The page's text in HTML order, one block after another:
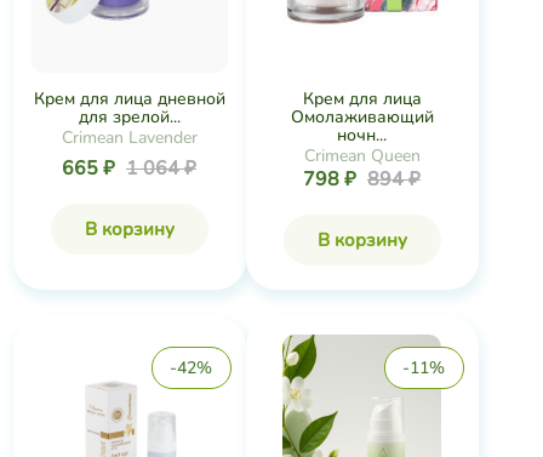
Крем для лица дневной
для зрелой...
Crimean Lavender
665 ₽ 1 064 ₽
В корзину
Крем для лица
Омолаживающий
ночн...
Crimean Queen
798 ₽ 894 ₽
В корзину
-42% -11%